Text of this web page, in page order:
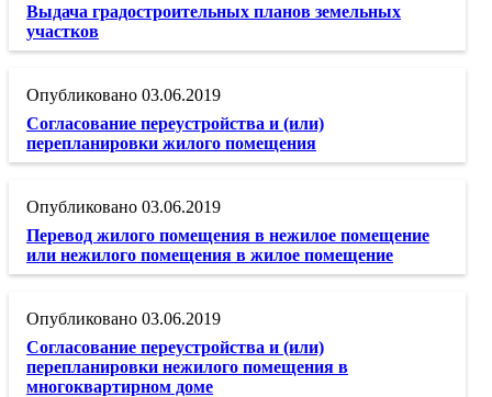
Выдача градостроительных планов земельных
участков
03.06.2019
Согласование переустройства и (или)
перепланировки жилого помещения
03.06.2019
Перевод жилого помещения в нежилое помещение
или нежилого помещения в жилое помещение
03.06.2019
Согласование переустройства и (или)
перепланировки нежилого помещения в
многоквартирном доме